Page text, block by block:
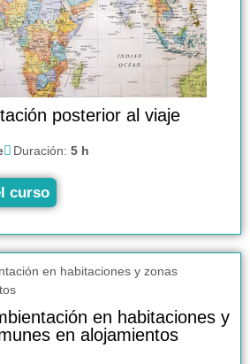
posterior al viaje
Duración: 5 h
curso
en habitaciones y
en alojamientos